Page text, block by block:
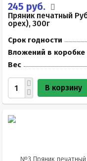
245 руб.
Пряник печатный
орех), 300г
Срок годности
Вложений в коробке
Вес
В корзину